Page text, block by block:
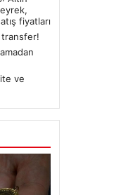
fiyatları
transfer!
ve